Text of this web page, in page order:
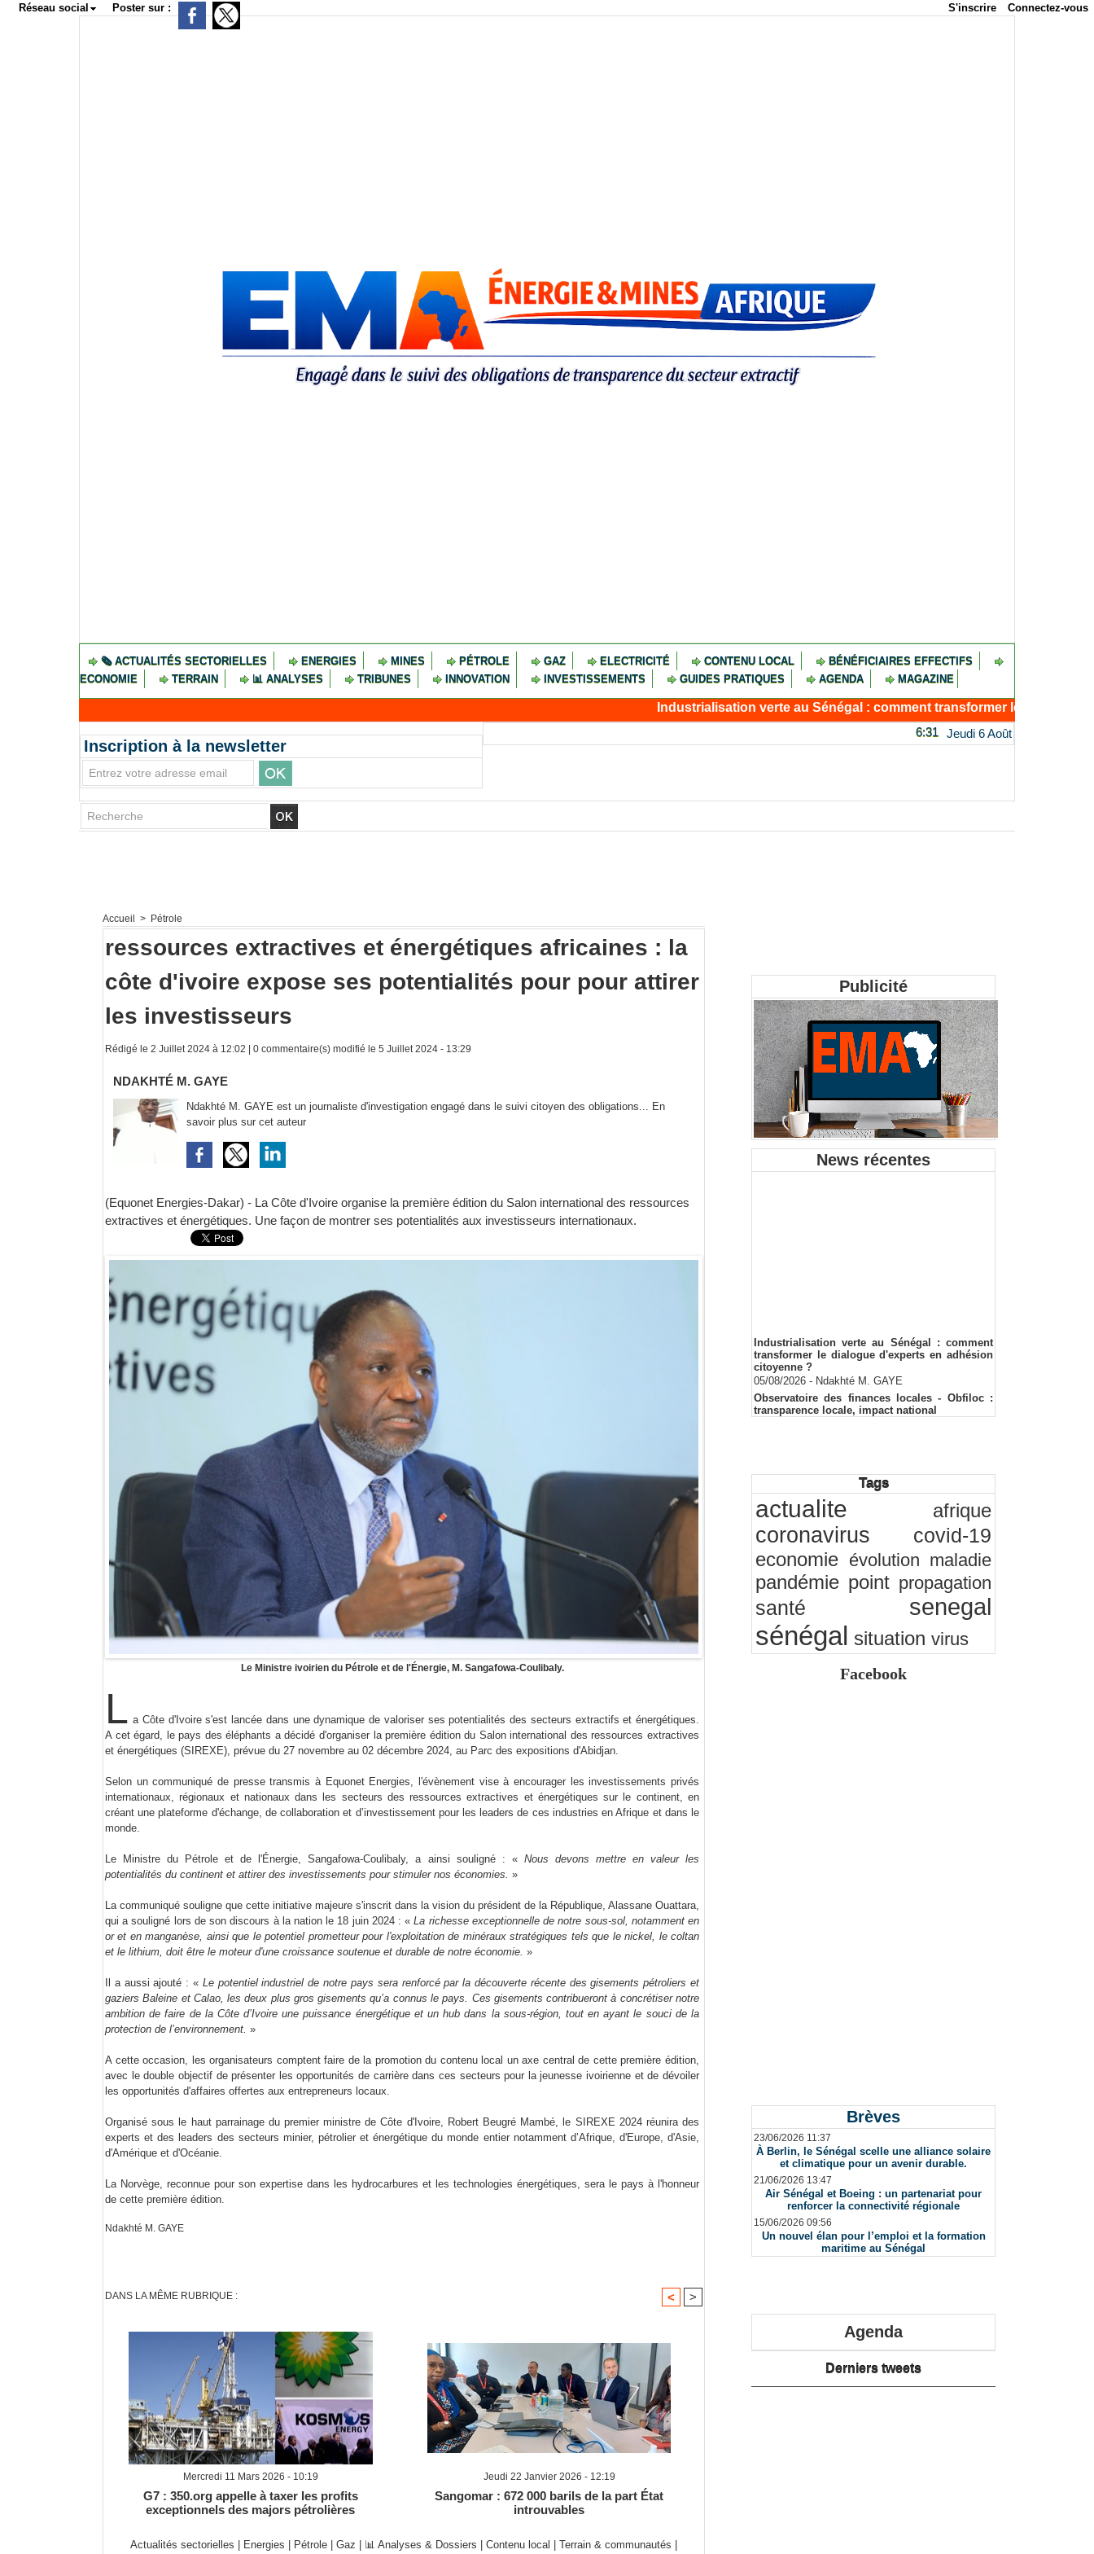
Réseau social Poster sur : Connectez-vous
S'inscrire
🗞️ ACTUALITÉS SECTORIELLES ENERGIES MINES PÉTROLE GAZ ELECTRICITÉ CONTENU LOCAL
BÉNÉFICIAIRES EFFECTIFS
ECONOMIE
TERRAIN 📊 ANALYSES TRIBUNES INNOVATION INVESTISSEMENTS GUIDES PRATIQUES AGENDA MAGAZINE
Industrialisation verte au Sénégal : comment transformer le dialogue d'experts
Inscription à la newsletter
Jeudi 6 Août
6:31
Accueil > Pétrole
ressources extractives et énergétiques africaines : la
côte d'ivoire expose ses potentialités pour pour attirer
les investisseurs
Rédigé le 2 Juillet 2024 à 12:02 | 0 commentaire(s) modifié le 5 Juillet 2024 - 13:29
NDAKHTÉ M. GAYE
Ndakhté M. GAYE est un journaliste d'investigation engagé dans le suivi citoyen des obligations... En
savoir plus sur cet auteur
(Equonet Energies-Dakar) - La Côte d'Ivoire organise la première édition du Salon international des ressources
extractives et énergétiques. Une façon de montrer ses potentialités aux investisseurs internationaux.
Le Ministre ivoirien du Pétrole et de l'Énergie, M. Sangafowa-Coulibaly.
L a Côte d'Ivoire s'est lancée dans une dynamique de valoriser ses potentialités des secteurs extractifs et énergétiques.
A cet égard, le pays des éléphants a décidé d'organiser la première édition du Salon international des ressources extractives
et énergétiques (SIREXE), prévue du 27 novembre au 02 décembre 2024, au Parc des expositions d'Abidjan.
Selon un communiqué de presse transmis à Equonet Energies, l'évènement vise à encourager les investissements privés
internationaux, régionaux et nationaux dans les secteurs des ressources extractives et énergétiques sur le continent, en
créant une plateforme d'échange, de collaboration et d’investissement pour les leaders de ces industries en Afrique et dans le
monde.
Le Ministre du Pétrole et de l'Énergie, Sangafowa-Coulibaly, a ainsi souligné : « Nous devons mettre en valeur les
potentialités du continent et attirer des investissements pour stimuler nos économies. »
La communiqué souligne que cette initiative majeure s'inscrit dans la vision du président de la République, Alassane Ouattara,
qui a souligné lors de son discours à la nation le 18 juin 2024 : «La richesse exceptionnelle de notre sous-sol, notamment en
or et en manganèse, ainsi que le potentiel prometteur pour l'exploitation de minéraux stratégiques tels que le nickel, le coltan
et le lithium, doit être le moteur d'une croissance soutenue et durable de notre économie. »
Il a aussi ajouté : « Le potentiel industriel de notre pays sera renforcé par la découverte récente des gisements pétroliers et
gaziers Baleine et Calao, les deux plus gros gisements qu’a connus le pays. Ces gisements contribueront à concrétiser notre
ambition de faire de la Côte d’Ivoire une puissance énergétique et un hub dans la sous-région, tout en ayant le souci de la
protection de l’environnement. »
A cette occasion, les organisateurs comptent faire de la promotion du contenu local un axe central de cette première édition,
avec le double objectif de présenter les opportunités de carrière dans ces secteurs pour la jeunesse ivoirienne et de dévoiler
les opportunités d'affaires offertes aux entrepreneurs locaux.
Organisé sous le haut parrainage du premier ministre de Côte d'Ivoire, Robert Beugré Mambé, le SIREXE 2024 réunira des
experts et des leaders des secteurs minier, pétrolier et énergétique du monde entier notamment d’Afrique, d'Europe, d'Asie,
d'Amérique et d'Océanie.
La Norvège, reconnue pour son expertise dans les hydrocarbures et les technologies énergétiques, sera le pays à l'honneur
de cette première édition.
Ndakhté M. GAYE
DANS LA MÊME RUBRIQUE : < >
Mercredi 11 Mars 2026 - 10:19
G7 : 350.org appelle à taxer les profits
exceptionnels des majors pétrolières
Jeudi 22 Janvier 2026 - 12:19
Sangomar : 672 000 barils de la part État
introuvables
Actualités sectorielles | Energies | Pétrole | Gaz | 📊 Analyses & Dossiers | Contenu local | Terrain & communautés |
Publicité
News récentes
transformer le dialogue d'experts en adhésion
citoyenne ?
05/08/2026 -
Observatoire des finances locales - Obfiloc :
transparence locale, impact national
26/07/2026 -Ndakhté M. GAYE
EQUONET Energies Magazine
Modernisation, digitalisation et orthodoxie… la
feuille de route du Trésor public sénégalais
pour porter les ambitions de l’État
13/07/2026 -Ndakhté M. GAYE
Tags
actualite afrique
coronavirus
covid-19
economie évolution maladie
pandémie point propagation
santé senegal
sénégal situation virus
Facebook
Brèves
23/06/2026 11:37
À Berlin, le Sénégal scelle une alliance solaire
et climatique pour un avenir durable.
21/06/2026 13:47
Air Sénégal et Boeing : un partenariat pour
renforcer la connectivité régionale
15/06/2026 09:56
Un nouvel élan pour l’emploi et la formation
maritime au Sénégal
Agenda
Derniers tweets